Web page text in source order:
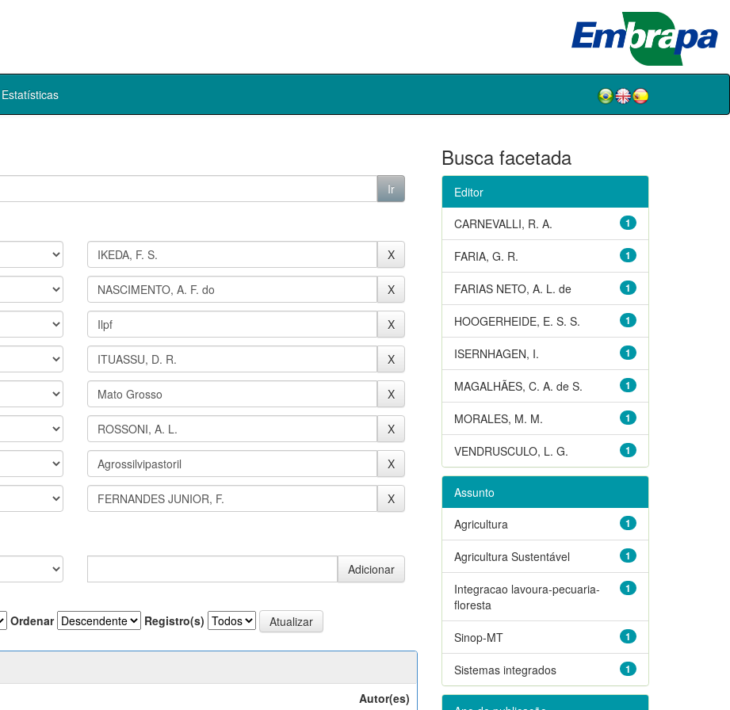
Estatísticas
Ordenar Registro(s)
Autor(es)
Busca facetada
Editor
1
CARNEVALLI, R. A.
1
FARIA, G. R.
1
FARIAS NETO, A. L. de
1
HOOGERHEIDE, E. S. S.
1
ISERNHAGEN, I.
1
MAGALHÃES, C. A. de S.
1
MORALES, M. M.
1
VENDRUSCULO, L. G.
Assunto
1
Agricultura
1
Agricultura Sustentável
1
Integracao lavoura-pecuaria-
floresta
1
Sinop-MT
1
Sistemas integrados